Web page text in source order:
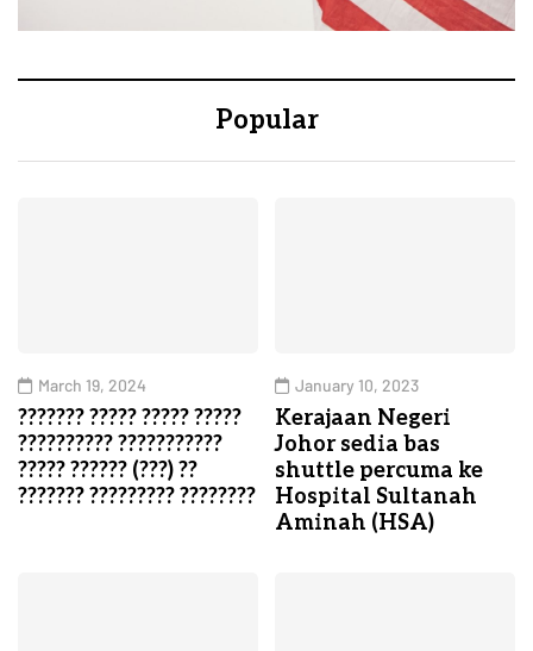
Popular
March 19, 2024
??????? ????? ????? ?????
?????????? ???????????
????? ?????? (???) ??
??????? ????????? ????????
January 10, 2023
Kerajaan Negeri
Johor sedia bas
shuttle percuma ke
Hospital Sultanah
Aminah (HSA)